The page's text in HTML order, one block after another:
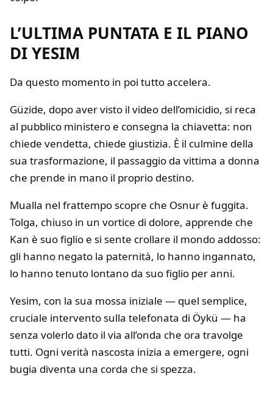
L’ULTIMA PUNTATA E IL PIANO
DI YESIM
Da questo momento in poi tutto accelera.
Güzide, dopo aver visto il video dell’omicidio, si reca
al pubblico ministero e consegna la chiavetta: non
chiede vendetta, chiede giustizia. È il culmine della
sua trasformazione, il passaggio da vittima a donna
che prende in mano il proprio destino.
Mualla nel frattempo scopre che Osnur è fuggita.
Tolga, chiuso in un vortice di dolore, apprende che
Kan è suo figlio e si sente crollare il mondo addosso:
gli hanno negato la paternità, lo hanno ingannato,
lo hanno tenuto lontano da suo figlio per anni.
Yesim, con la sua mossa iniziale — quel semplice,
cruciale intervento sulla telefonata di Öykü — ha
senza volerlo dato il via all’onda che ora travolge
tutti. Ogni verità nascosta inizia a emergere, ogni
bugia diventa una corda che si spezza.